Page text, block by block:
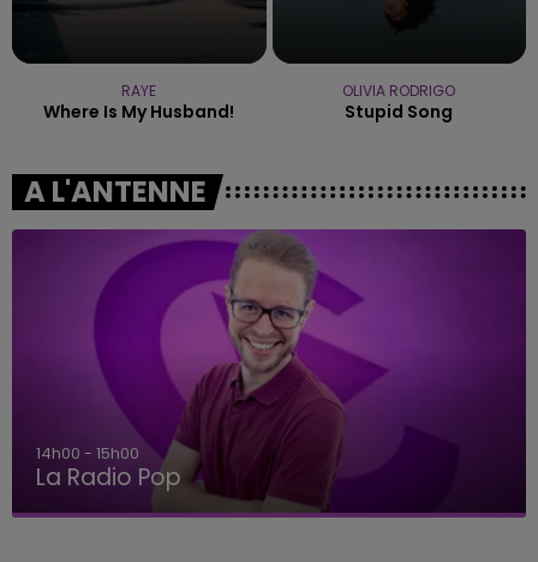
RAYE
Where Is My Husband!
OLIVIA RODRIGO
Stupid Song
A L'ANTENNE
14h00 - 15h00
La Radio Pop